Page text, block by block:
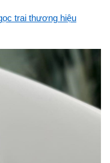
trai thương hiệu